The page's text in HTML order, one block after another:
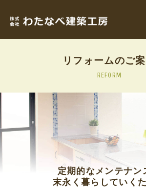
リフォームのご
REFORM
定期的なメンテナン
末永く暮らしていく